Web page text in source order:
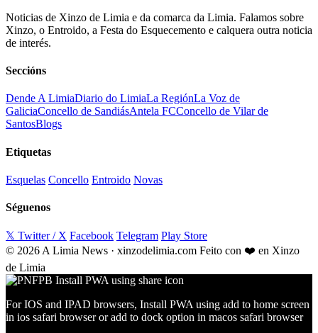
Noticias de Xinzo de Limia e da comarca da Limia. Falamos sobre
Xinzo, o Entroido, a Festa do Esquecemento e calquera outra noticia
de interés.
Seccións
Dende A LimiaDiario do LimiaLa RegiónLa Voz de
GaliciaConcello de SandiásAntela FCConcello de Vilar de
SantosBlogs
Etiquetas
Esquelas Concello Entroido Novas
Séguenos
𝕏 Twitter / X Facebook Telegram Play Store
© 2026 A Limia News · xinzodelimia.com Feito con ❤️ en Xinzo
de Limia
For IOS and IPAD browsers, Install PWA using add to home screen
in ios safari browser or add to dock option in macos safari browser